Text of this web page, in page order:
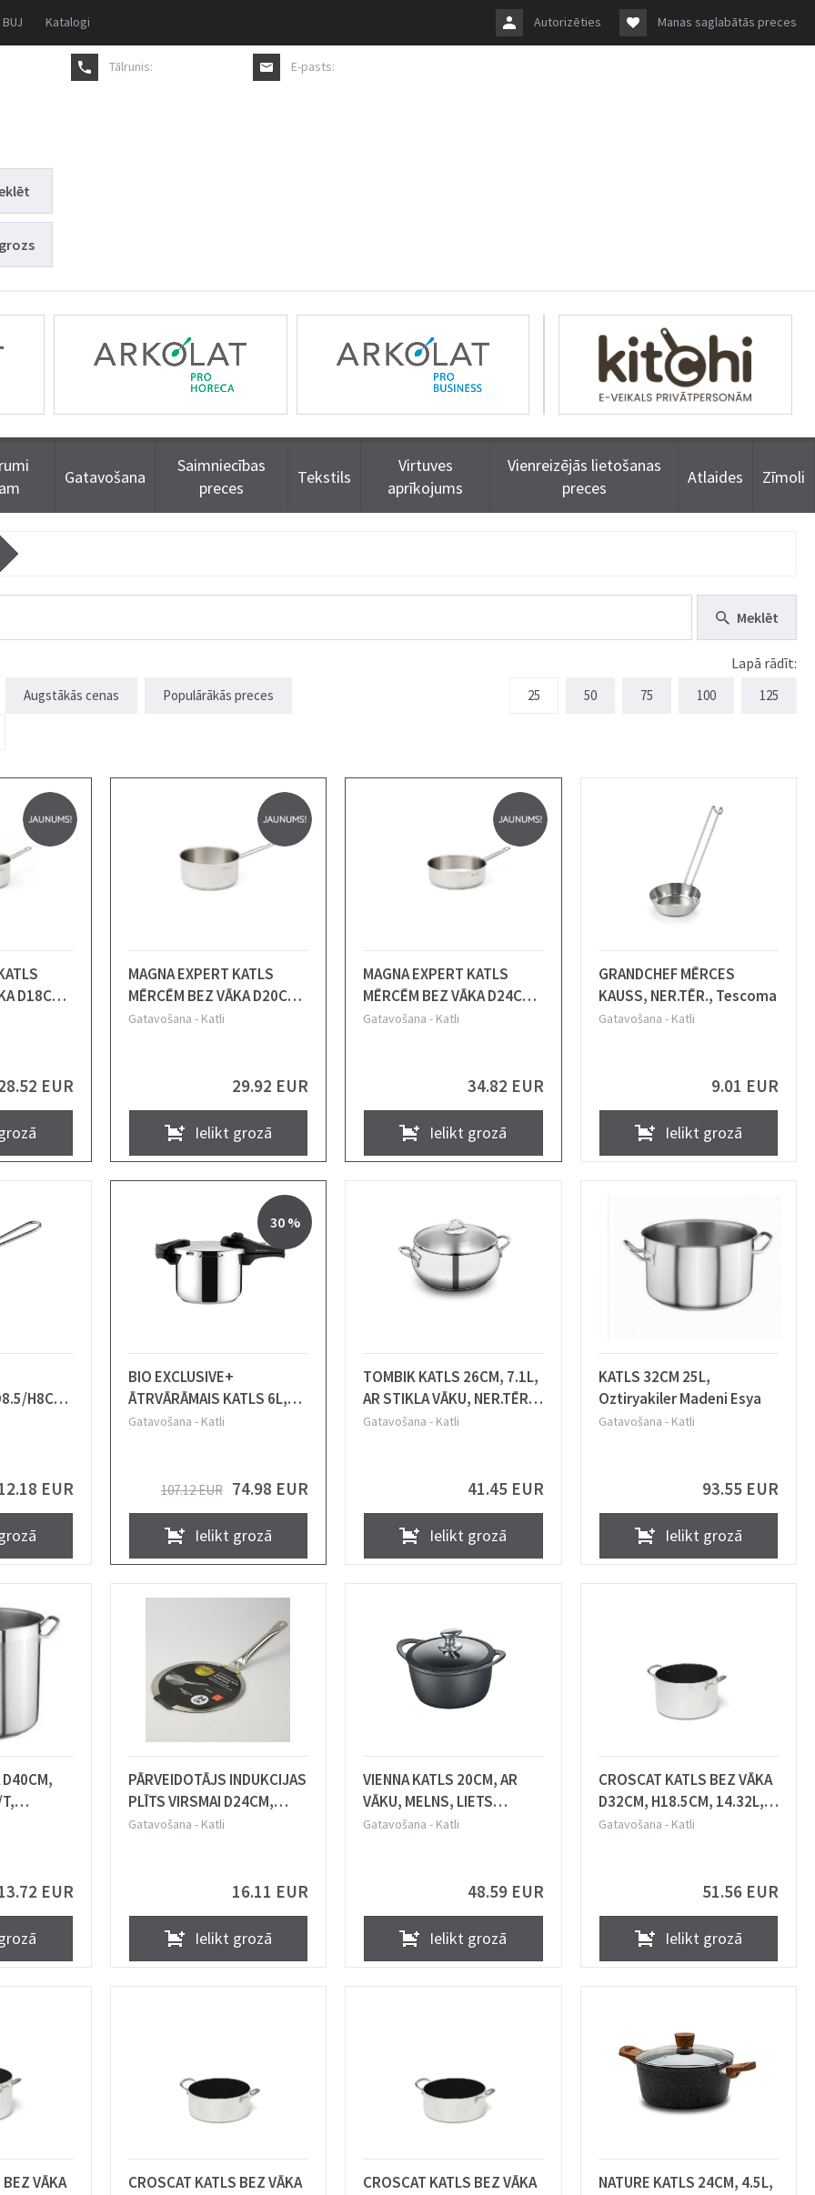
BUJ Katalogi Autorizēties Manas saglabātās preces
Tālrunis: E-pasts:
Gatavošana
Saimniecības
preces
Tekstils
Virtuves
aprīkojums
Vienreizējās lietošanas
preces
Atlaides Zīmoli
Meklēt
Augstākās cenas Populārākās preces
Lapā rādīt:
25 50 75 100 125
D18CM,
EUR
MAGNA EXPERT KATLS
MĒRCĒM BEZ VĀKA D20CM,
H10.5CM, 3.3L, N/T, COMAS
Gatavošana - Katli
29.92 EUR
Ielikt grozā
MAGNA EXPERT KATLS
MĒRCĒM BEZ VĀKA D24CM,
H7.5CM, 3.3L, N/T, COMAS
Gatavošana - Katli
34.82 EUR
Ielikt grozā
GRANDCHEF MĒRCES
KAUSS, NER.TĒR., Tescoma
Gatavošana - Katli
9.01 EUR
Ielikt grozā
H8CM,
EUR
30 %
BIO EXCLUSIVE+
ĀTRVĀRĀMAIS KATLS 6L,
INDUKCIJAI, Tescoma
Gatavošana - Katli
74.98 EUR
107.12 EUR
Ielikt grozā
TOMBIK KATLS 26CM, 7.1L,
AR STIKLA VĀKU, NER.TĒR.,
INDUKCIJAI, Korkmaz
Gatavošana - Katli
41.45 EUR
Ielikt grozā
KATLS 32CM 25L,
Oztiryakiler Madeni Esya
Gatavošana - Katli
93.55 EUR
Ielikt grozā
D40CM,
Esya
EUR
PĀRVEIDOTĀJS INDUKCIJAS
PLĪTS VIRSMAI D24CM,
Prymus-AGD
Gatavošana - Katli
16.11 EUR
Ielikt grozā
VIENNA KATLS 20CM, AR
VĀKU, MELNS, LIETS
ALUMĪNIJS, INDUKCIJAI,
Gatavošana - Katli
48.59 EUR
Ielikt grozā
CROSCAT KATLS BEZ VĀKA
D32CM, H18.5CM, 14.32L,
ALUMĪNIJS, INDUKCIJA,
Gatavošana - Katli
51.56 EUR
Ielikt grozā
VĀKA
CROSCAT KATLS BEZ VĀKA
CROSCAT KATLS BEZ VĀKA
NATURE KATLS 24CM, 4.5L,